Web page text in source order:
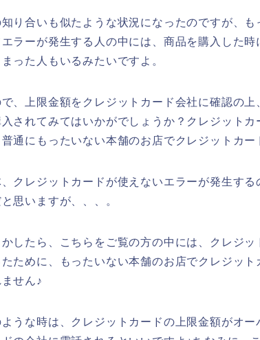
り合いも似たような状況になったのですが、
エラーが発生する人の中には、商品を購入した
った人もいるみたいですよ。
で、上限金額をクレジットカード会社に確認の
入されてみてはいかがでしょうか？クレジット
通にもったいない本舗のお店でクレジットカー
、クレジットカードが使えないエラーが発生す
思いますが、、、。
かしたら、こちらをご覧の方の中には、クレジ
たために、もったいない本舗のお店でクレジッ
ません♪
ような時は、クレジットカードの上限金額がオ